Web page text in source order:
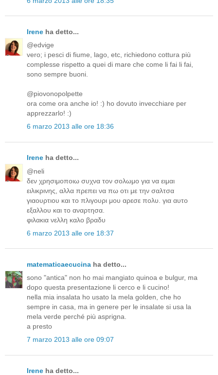
Irene ha detto...
@edvige
vero; i pesci di fiume, lago, etc, richiedono cottura più
complesse rispetto a quei di mare che come li fai li fai,
sono sempre buoni.
@piovonopolpette
ora come ora anche io! :) ho dovuto invecchiare per
apprezzarlo! :)
6 marzo 2013 alle ore 18:36
Irene ha detto...
@neli
δεν χρησιμοποιω συχνα τον σολωμο για να ειμαι
ειλικρινης, αλλα πρεπει να πω οτι με την σαλτσα
γιαουρτιου και το πλιγουρι μου αρεσε πολυ. για αυτο
εξαλλου και το αναρτησα.
φιλακια νελλη καλο βραδυ
6 marzo 2013 alle ore 18:37
matematicaecucina ha detto...
sono "antica" non ho mai mangiato quinoa e bulgur, ma
dopo questa presentazione li cerco e li cucino!
nella mia insalata ho usato la mela golden, che ho
sempre in casa, ma in genere per le insalate si usa la
mela verde perché più asprigna.
a presto
7 marzo 2013 alle ore 09:07
Irene ha detto...